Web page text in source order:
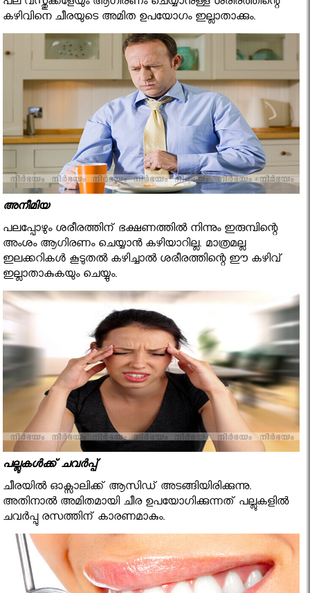
കഴിവിനെ ചീരയുടെ അമിത ഉപയോഗം ഇല്ലാതാക്കും.
അനീമിയ
പലപ്പോഴും ശരീരത്തിന് ഭക്ഷണത്തില്‍ നിന്നും ഇരുമ്പിന്റെ
അംശം ആഗിരണം ചെയ്യാന്‍ കഴിയാറില്ല. മാത്രമല്ല
ഇലക്കറികള്‍ കൂടുതല്‍ കഴിച്ചാല്‍ ശരീരത്തിന്റെ ഈ കഴിവ്
ഇല്ലാതാകുകയും ചെയ്യും.
പല്ലുകള്‍ക്ക് ചവര്‍പ്പ്
ചീരയില്‍ ഓക്സാലിക്ക് ആസിഡ് അടങ്ങിയിരിക്കുന്നു.
അതിനാല്‍ അമിതമായി ചീര ഉപയോഗിക്കുന്നത് പല്ലുകളില്‍
ചവര്‍പ്പു രസത്തിന് കാരണമാകും.